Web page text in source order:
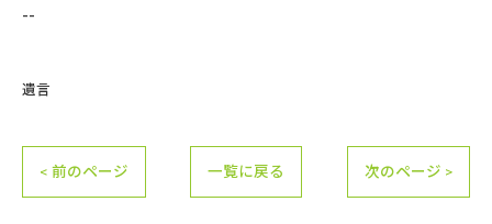
--
遺言
< 前のページ 一覧に戻る 次のページ >